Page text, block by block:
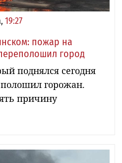
19:27
пожар на
город
поднялся сегодня
горожан.
причину